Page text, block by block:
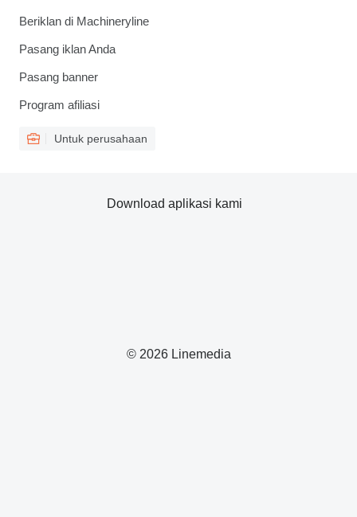
Beriklan di Machineryline
Pasang iklan Anda
Pasang banner
Program afiliasi
Untuk perusahaan
© 2026 Linemedia
Download aplikasi kami